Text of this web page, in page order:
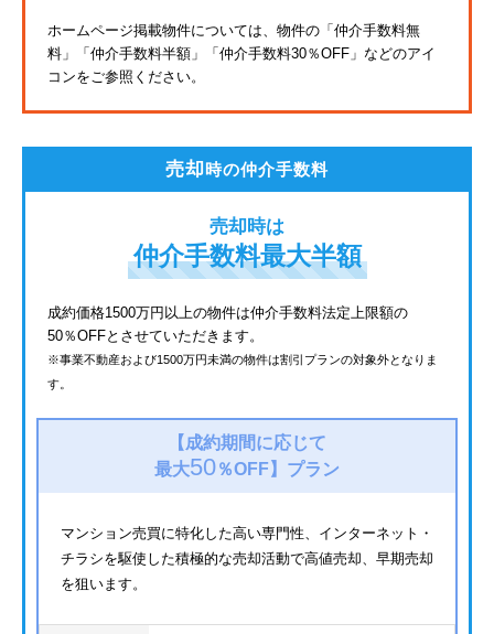
東武東上線
JR鶴見線
京成金町線
ホームページ掲載物件については、物件の「仲介手数料無
料」
「仲介手数料半額」「仲介手数料30％OFF」などのアイ
コンをご参照ください。
売却時の仲介手数料
売却時は
仲介手数料最大半額
成約価格1500万円以上の物件は仲介手数料法定上限額の
50％OFFとさせていただきます。
※事業不動産および1500万円未満の物件は割引プランの対象外となりま
す。
【成約期間に応じて
最大50％OFF】 プラン
マンション売買に特化した高い専門性、インターネット・
チラシを駆使した積極的な売却活動で高値売却、早期売却
を狙います。